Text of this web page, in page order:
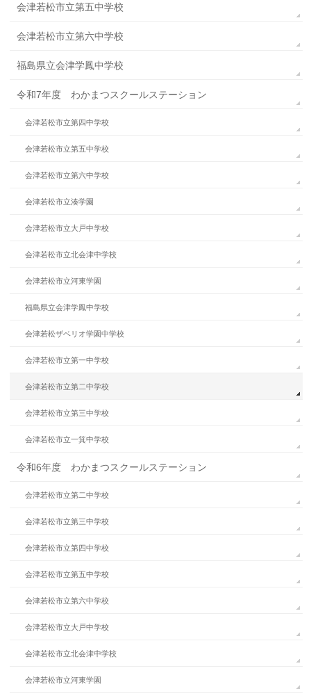
会津若松市立第五中学校
会津若松市立第六中学校
福島県立会津学鳳中学校
令和7年度 わかまつスクールステーション
会津若松市立第四中学校
会津若松市立第五中学校
会津若松市立第六中学校
会津若松市立湊学園
会津若松市立大戸中学校
会津若松市立北会津中学校
会津若松市立河東学園
福島県立会津学鳳中学校
会津若松ザベリオ学園中学校
会津若松市立第一中学校
会津若松市立第二中学校
会津若松市立第三中学校
会津若松市立一箕中学校
令和6年度 わかまつスクールステーション
会津若松市立第二中学校
会津若松市立第三中学校
会津若松市立第四中学校
会津若松市立第五中学校
会津若松市立第六中学校
会津若松市立大戸中学校
会津若松市立北会津中学校
会津若松市立河東学園